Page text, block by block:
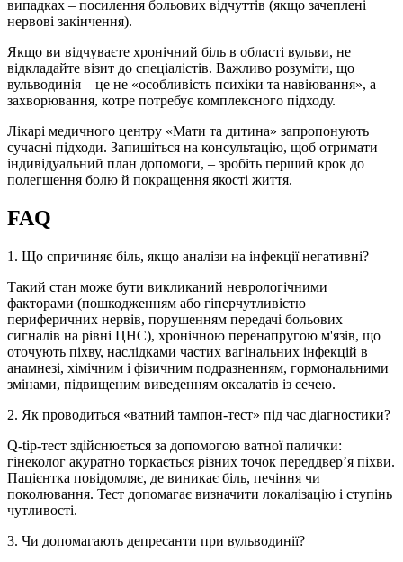
випадках – посилення больових відчуттів (якщо зачеплені
нервові закінчення).
Якщо ви відчуваєте хронічний біль в області вульви, не
відкладайте візит до спеціалістів. Важливо розуміти, що
вульводинія – це не «особливість психіки та навіювання», а
захворювання, котре потребує комплексного підходу.
Лікарі медичного центру «Мати та дитина» запропонують
сучасні підходи. Запишіться на консультацію, щоб отримати
індивідуальний план допомоги, – зробіть перший крок до
полегшення болю й покращення якості життя.
FAQ
1. Що спричиняє біль, якщо аналізи на інфекції негативні?
Такий стан може бути викликаний неврологічними
факторами (пошкодженням або гіперчутливістю
периферичних нервів, порушенням передачі больових
сигналів на рівні ЦНС), хронічною перенапругою м'язів, що
оточують піхву, наслідками частих вагінальних інфекцій в
анамнезі, хімічним і фізичним подразненням, гормональними
змінами, підвищеним виведенням оксалатів із сечею.
2. Як проводиться «ватний тампон-тест» під час діагностики?
Q-tip-тест здійснюється за допомогою ватної палички:
гінеколог акуратно торкається різних точок переддвер’я піхви.
Пацієнтка повідомляє, де виникає біль, печіння чи
поколювання. Тест допомагає визначити локалізацію і ступінь
чутливості.
3. Чи допомагають депресанти при вульводинії?